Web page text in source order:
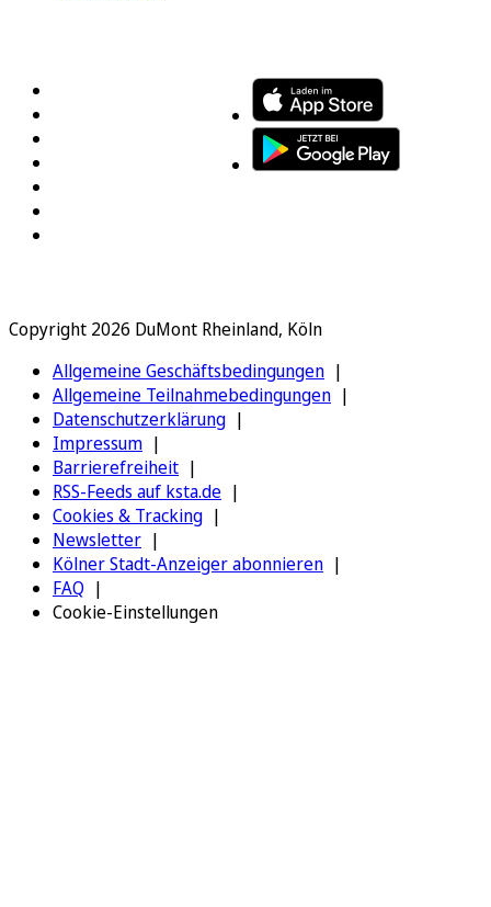
Copyright 2026 DuMont Rheinland, Köln
Allgemeine Geschäftsbedingungen
Allgemeine Teilnahmebedingungen
Datenschutzerklärung
Impressum
Barrierefreiheit
RSS-Feeds auf ksta.de
Cookies & Tracking
Newsletter
Kölner Stadt-Anzeiger abonnieren
FAQ
Cookie-Einstellungen